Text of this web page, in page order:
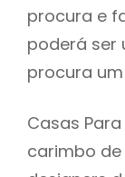
procura e
poderá ser
procura
Casas
carimbo